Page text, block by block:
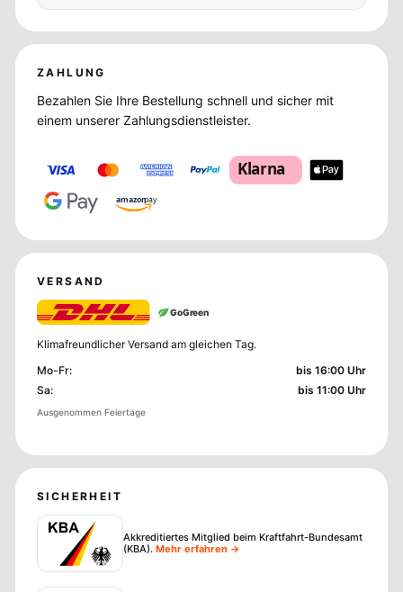
ZAHLUNG
Bezahlen Sie Ihre Bestellung schnell und sicher mit
einem unserer Zahlungsdienstleister.
Klarna
amazonpay
VERSAND
GoGreen
Klimafreundlicher Versand am gleichen Tag.
Mo-Fr:
bis 16:00 Uhr
Sa: bis 11:00 Uhr
Ausgenommen Feiertage
SICHERHEIT
Akkreditiertes Mitglied beim Kraftfahrt-Bundesamt
(KBA). Mehr erfahren →